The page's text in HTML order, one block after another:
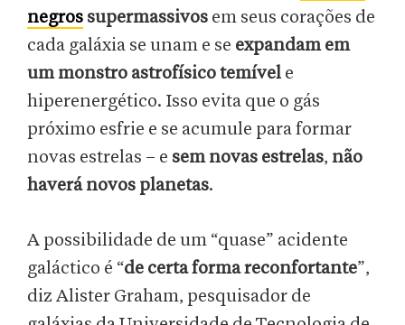
negros supermassivos em seus corações de
cada galáxia se unam e se expandam em
um monstro astrofísico temível e
hiperenergético. Isso evita que o gás
próximo esfrie e se acumule para formar
novas estrelas – e sem novas estrelas, não
haverá novos planetas.
A possibilidade de um “quase” acidente
galáctico é “de certa forma reconfortante”,
diz Alister Graham, pesquisador de